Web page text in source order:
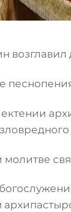
ектении
молитве